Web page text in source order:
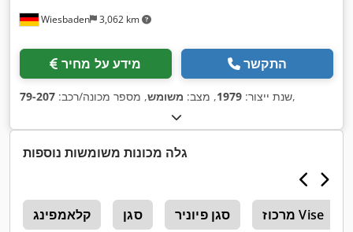
Wiesbaden 3,062 km
מידע על מחיר התקשר
שנת ייצור: 1979, מצב: משומש, מספר מכונה/רכב: 79-207 ,
גלה מכונות משומשות נוספות
קלאמפינג סגן סגן פיוניר מרכוז Vise